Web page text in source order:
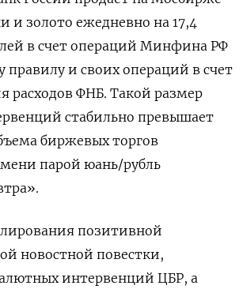
и золото ежедневно на 17,4
в счет операций Минфина РФ
и своих операций в счет
расходов ФНБ. ‍Такой размер
стабильно превышает
биржевых торгов
парой юань/рубль
позитивной
новостной повестки,
интервенций ЦБР, а